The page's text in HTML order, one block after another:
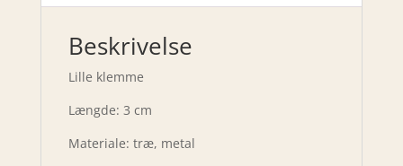
Beskrivelse
Lille klemme
Længde: 3 cm
Materiale: træ, metal